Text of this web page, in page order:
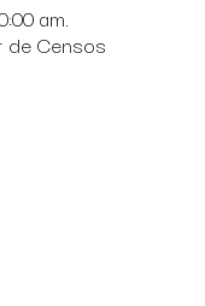
am.
de Censos